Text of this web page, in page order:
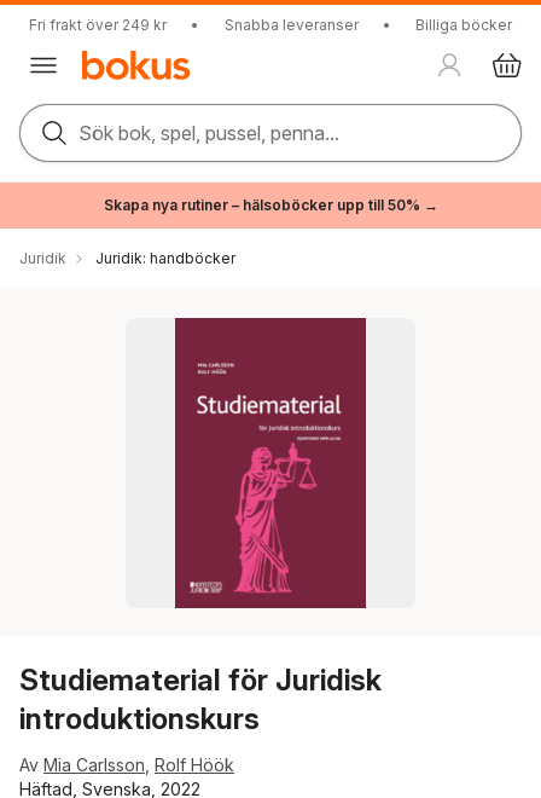
Fri frakt över 249 kr • Snabba leveranser • Billiga böcker
Sök bok, spel, pussel, penna...
Skapa nya rutiner – hälsoböcker upp till 50% →
Juridik Juridik: handböcker
Studiematerial för Juridisk
introduktionskurs
Av Mia Carlsson Rolf Höök
Häftad, Svenska, 2022